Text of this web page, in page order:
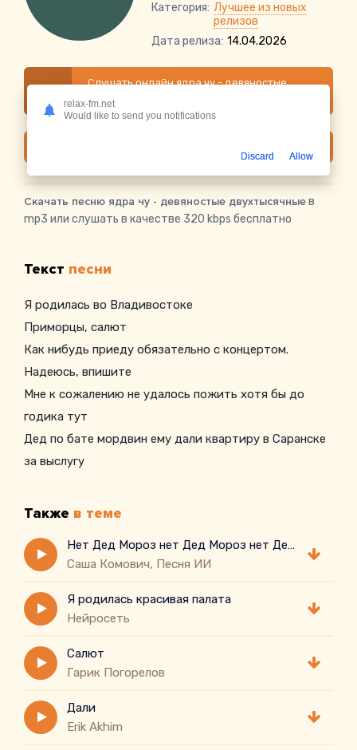
Категория: Лучшее из новых
релизов
Дата релиза: 14.04.2026
Слушать онлайн ядра чу - девяностые
двухтысячные
Скачать песню ядра чу - девяностые двухтысячныев
mp3 или слушать в качестве 320 kbps бесплатно
Текст песни
Я родилась во Владивостоке
Приморцы, салют
Как нибудь приеду обязательно с концертом.
Надеюсь, впишите
Мне к сожалению не удалось пожить хотя бы до
годика тут
Дед по бате мордвин ему дали квартиру в Саранске
за выслугу
Также в теме
Нет Дед Мороз нет Дед Мороз нет Дед Мороз погоди
Саша Комович, Песня ИИ
Я родилась красивая палата
Нейросеть
Салют
Гарик Погорелов
Дали
Erik Akhim
relax-fm.net
Would like to send you notifications
Discard Allow